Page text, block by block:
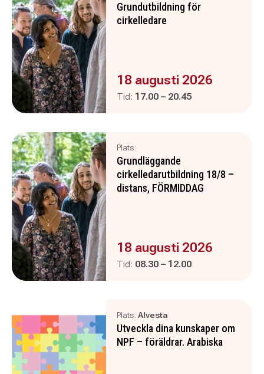
Grundutbildning för
cirkelledare
Evenemanget är :
18 augusti 2026
Tid: Pågår mellan
17.00 – och
20.45
Plats:
Grundläggande
cirkelledarutbildning 18/8 –
distans, FÖRMIDDAG
Evenemanget är :
18 augusti 2026
Tid: Pågår mellan
08.30 – och
12.00
Plats: Alvesta
Utveckla dina kunskaper om
NPF – föräldrar. Arabiska